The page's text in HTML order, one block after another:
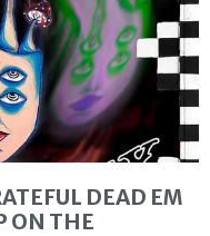
DEAD EM
ON THE